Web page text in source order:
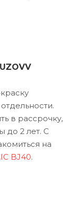
в рассрочку,
до 2 лет. С
на
BJ40.